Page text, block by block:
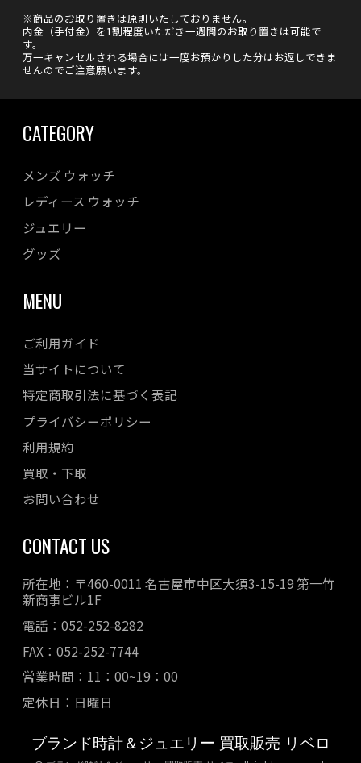
※商品のお取り置きは原則いたしておりません。
内金（手付金）を1割程度いただき一週間のお取り置きは可能で
す。
万一キャンセルされる場合には一度お預かりした分はお返しできま
せんのでご注意願います。
CATEGORY
メンズ ウォッチ
レディース ウォッチ
ジュエリー
グッズ
MENU
ご利用ガイド
当サイトについて
特定商取引法に基づく表記
プライバシーポリシー
利用規約
買取・下取
お問い合わせ
CONTACT US
所在地：〒460-0011 名古屋市中区大須3-15-19 第一竹
新商事ビル1F
電話：052-252-8282
FAX：052-252-7744
営業時間：11：00~19：00
定休日：日曜日
ブランド時計＆ジュエリー 買取販売 リベロ